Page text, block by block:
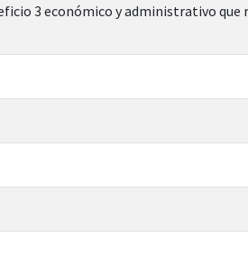
3 económico y administrativo